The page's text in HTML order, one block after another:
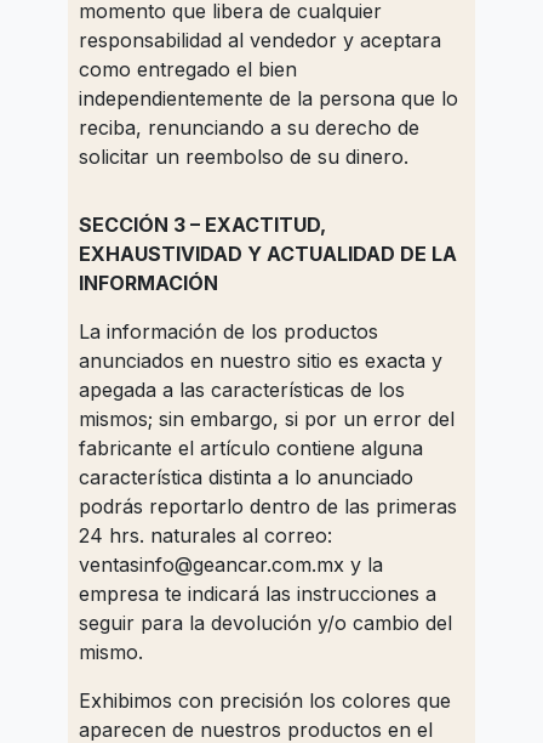
momento que libera de cualquier
responsabilidad al vendedor y aceptara
como entregado el bien
independientemente de la persona que lo
reciba, renunciando a su derecho de
solicitar un reembolso de su dinero.
SECCIÓN 3 – EXACTITUD,
EXHAUSTIVIDAD Y ACTUALIDAD DE LA
INFORMACIÓN
La información de los productos
anunciados en nuestro sitio es exacta y
apegada a las características de los
mismos; sin embargo, si por un error del
fabricante el artículo contiene alguna
característica distinta a lo anunciado
podrás reportarlo dentro de las primeras
24 hrs. naturales al correo:
ventasinfo@geancar.com.mx y la
empresa te indicará las instrucciones a
seguir para la devolución y/o cambio del
mismo.
Exhibimos con precisión los colores que
aparecen de nuestros productos en el